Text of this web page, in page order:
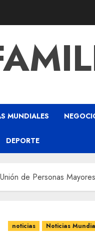
MUNDIALES
DEPORTE
de Personas
noticias Noticias